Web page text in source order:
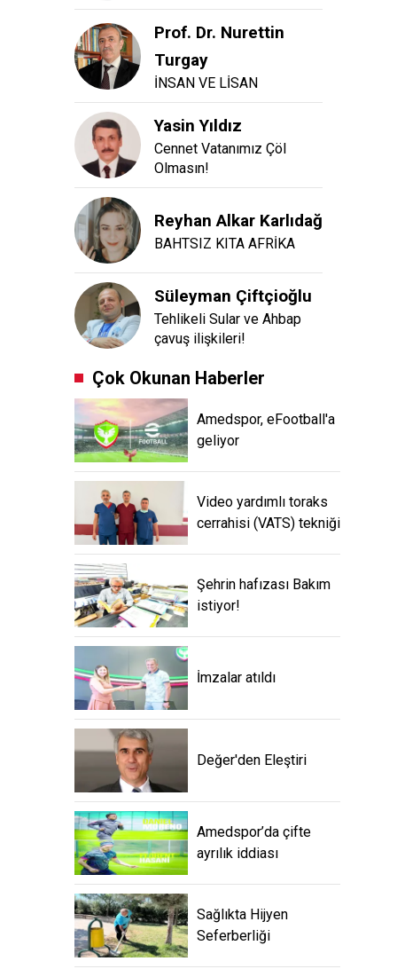
Prof. Dr. Nurettin
Turgay
İNSAN VE LİSAN
Yasin Yıldız
Cennet Vatanımız Çöl
Olmasın!
Reyhan Alkar Karlıdağ
BAHTSIZ KITA AFRİKA
Süleyman Çiftçioğlu
Tehlikeli Sular ve Ahbap
çavuş ilişkileri!
Çok Okunan Haberler
Amedspor, eFootball'a
geliyor
Video yardımlı toraks
cerrahisi (VATS) tekniği
Şehrin hafızası Bakım
istiyor!
İmzalar atıldı
Değer'den Eleştiri
Amedspor’da çifte
ayrılık iddiası
Sağlıkta Hijyen
Seferberliği